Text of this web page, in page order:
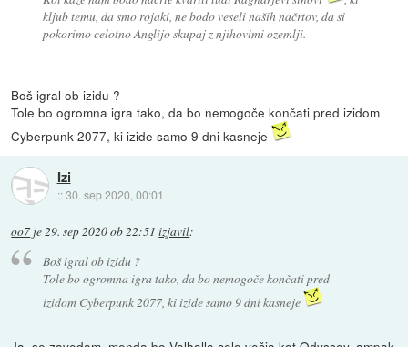
kljub temu, da smo rojaki, ne bodo veseli naših načrtov, da si
pokorimo celotno Anglijo skupaj z njihovimi ozemlji.
Boš igral ob izidu ?
Tole bo ogromna igra tako, da bo nemogoče končati pred izidom
Cyberpunk 2077, ki izide samo 9 dni kasneje
Izi
::30. sep 2020, 00:01
oo7 je29. sep 2020 ob 22:51 izjavil:
Boš igral ob izidu ?
Tole bo ogromna igra tako, da bo nemogoče končati pred
izidom Cyberpunk 2077, ki izide samo 9 dni kasneje